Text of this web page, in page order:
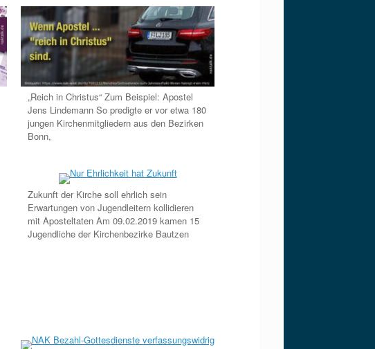
„Reich in Christus“ Zum Beispiel: Apostel
Jens Lindemann So predigte er vor etwa 180
jungen Kirchenmitgliedern aus den Bezirken
Bonn,
Zukunft der Kirche soll ehrlich sein
Erwartungen von Jugendleitern kollidieren
mit Aposteltaten Am 09.02.2019 kamen 15
Jugendliche der Kirchenbezirke Bautzen